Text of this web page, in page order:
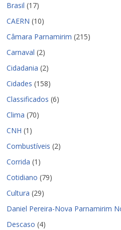
Brasil (17)
CAERN (10)
Câmara Parnamirim (215)
Carnaval (2)
Cidadania (2)
Cidades (158)
Classificados (6)
Clima (70)
CNH (1)
Combustíveis (2)
Corrida (1)
Cotidiano (79)
Cultura (29)
Daniel Pereira-Nova Parnamirim
Descaso (4)